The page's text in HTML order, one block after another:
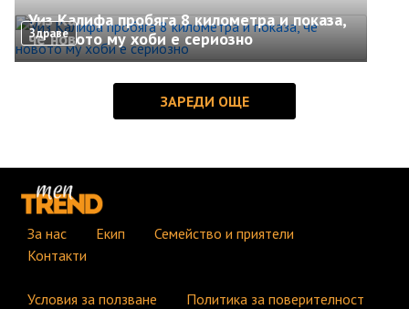
Здраве
Уиз Калифа пробяга 8 километра и показа,
че новото му хоби е сериозно
За нас Екип
Семейство и приятели
Контакти
Условия за ползване Политика за поверителност